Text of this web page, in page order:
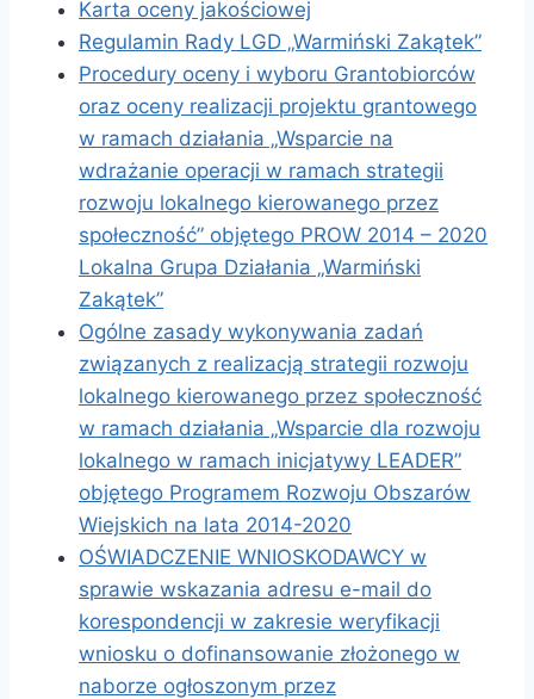
Karta oceny jakościowej
Regulamin Rady LGD „Warmiński Zakątek”
Procedury oceny i wyboru Grantobiorców
oraz oceny realizacji projektu grantowego
w ramach działania „Wsparcie na
wdrażanie operacji w ramach strategii
rozwoju lokalnego kierowanego przez
społeczność” objętego PROW 2014 – 2020
Lokalna Grupa Działania „Warmiński
Zakątek”
Ogólne zasady wykonywania zadań
związanych z realizacją strategii rozwoju
lokalnego kierowanego przez społeczność
w ramach działania „Wsparcie dla rozwoju
lokalnego w ramach inicjatywy LEADER”
objętego Programem Rozwoju Obszarów
Wiejskich na lata 2014-2020
OŚWIADCZENIE WNIOSKODAWCY w
sprawie wskazania adresu e-mail do
korespondencji w zakresie weryfikacji
wniosku o dofinansowanie złożonego w
naborze ogłoszonym przez